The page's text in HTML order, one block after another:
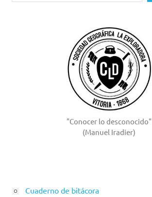
"Conocer lo desconocido"
(Manuel Iradier)
Cuaderno de bitácora